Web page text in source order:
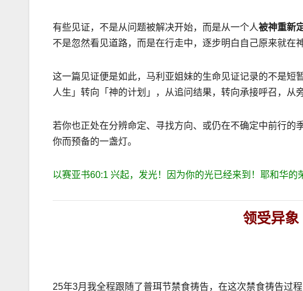
有些见证，不是从问题被解决开始，而是从一个人被神重新
不是忽然看见道路，而是在行走中，逐步明白自己原来就在
这一篇见证便是如此，马利亚姐妹的生命见证记录的不是短
人生」转向「神的计划」，从追问结果，转向承接呼召，从
若你也正处在分辨命定、寻找方向、或仍在不确定中前行
你而预备的一盏灯。
以赛亚书60:1 兴起，发光！因为你的光已经来到！耶和华的
领受异
25年3月我全程跟随了普珥节禁食祷告，在这次禁食祷告过